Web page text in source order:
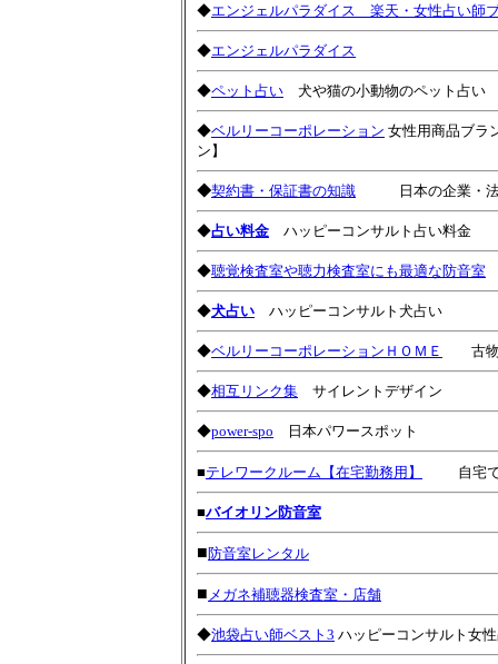
◆エンジェルパラダイス 楽天・女性占い師
◆エンジェルパラダイス
◆ペット占い 犬や猫の小動物のペット占い
◆ベルリーコーポレーション 女性用商品ブラ
ン】
◆契約書・保証書の知識 日本の企業・法
◆占い料金 ハッピーコンサルト占い料金
◆聴覚検査室や聴力検査室にも最適な防音室
◆犬占い ハッピーコンサルト犬占い
◆ベルリーコーポレーションＨＯＭＥ 古物
◆相互リンク集 サイレントデザイン
◆power-spo 日本パワースポット
■テレワークルーム【在宅勤務用】 自宅
■バイオリン防音室
■防音室レンタル
■ メガネ補聴器検査室・店舗
◆池袋占い師ベスト3 ハッピーコンサルト女